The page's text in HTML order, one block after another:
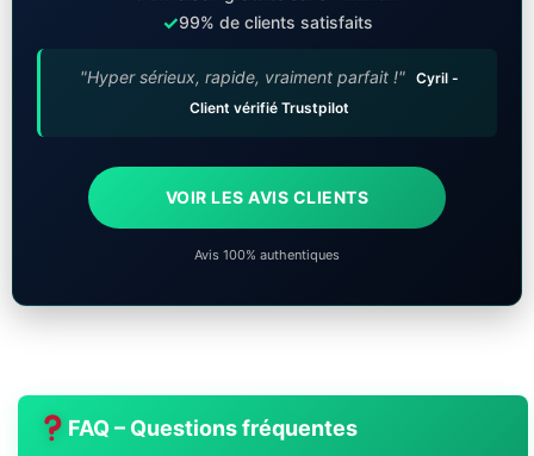
✓99% de clients satisfaits
"Hyper sérieux, rapide, vraiment parfait !" Cyril -
Client vérifié Trustpilot
VOIR LES AVIS CLIENTS
Avis 100% authentiques
FAQ – Questions fréquentes